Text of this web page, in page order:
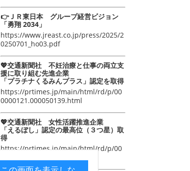
👉ＪＲ東日本 グループ経営ビジョン
「勇翔 2034」
https://www.jreast.co.jp/press/2025/2
0250701_ho03.pdf
💖交通新聞社 不妊治療と仕事の両立支
援に取り組む先進企業
「プラチナくるみんプラス」認定を取得
https://prtimes.jp/main/html/rd/p/00
0000121.000050139.html
💖交通新聞社 女性活躍推進企業
「えるぼし」認定の最高位（３つ星）取
得
https://prtimes.jp/main/html/rd/p/00